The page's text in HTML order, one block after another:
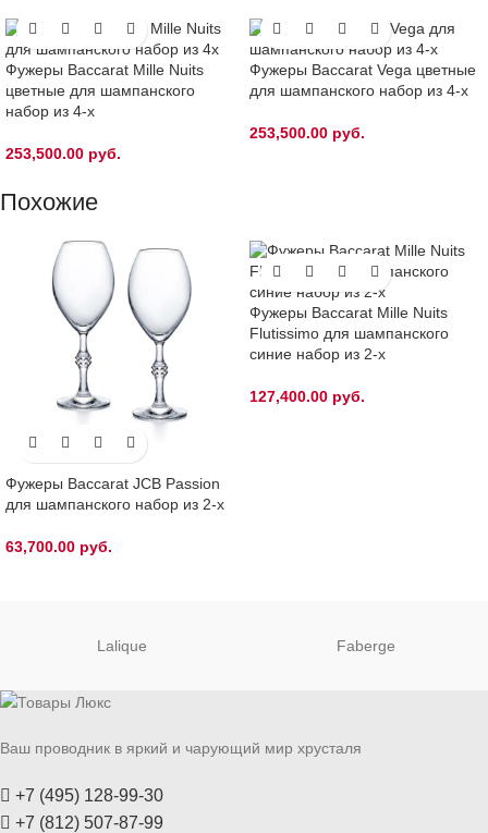
Фужеры Baccarat Mille Nuits
цветные для шампанского
набор из 4-х
253,500.00 руб.
Фужеры Baccarat Vega цветные
для шампанского набор из 4-х
253,500.00 руб.
Похожие
Фужеры Baccarat JCB Passion
для шампанского набор из 2-х
63,700.00 руб.
Фужеры Baccarat Mille Nuits
Flutissimo для шампанского
синие набор из 2-х
127,400.00 руб.
Lalique Faberge
Ваш проводник в яркий и чарующий мир хрусталя
+7 (495) 128-99-30
+7 (812) 507-87-99